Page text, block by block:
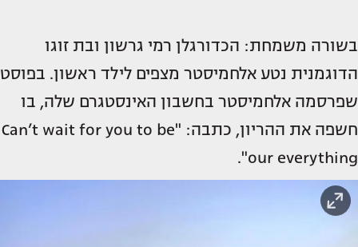
בשורה משמחת: הכדורגלן רמי גרשון ובת זוגו
הדוגמנית נטע אלחמיסטר מצפים לילד ראשון. בפוסט
שפרסמה אלחמיסטר בחשבון האינסטגרם שלה, בו
חשפה את ההריון, כתבה: "Can’t wait for you to be
our everything".